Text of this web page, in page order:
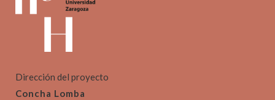
Dirección del proyecto
Concha Lomba